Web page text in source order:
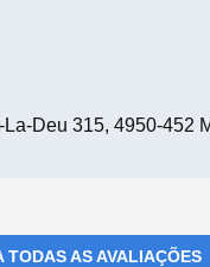
La-Deu 315, 4950-452
TODAS AS AVALIAÇÕES